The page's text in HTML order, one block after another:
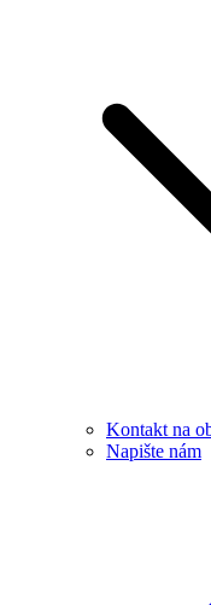
Kontakt na
Napište nám